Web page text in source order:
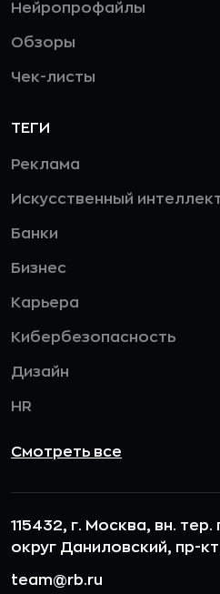
Нейропрофайлы
Обзоры
Чек-листы
ТЕГИ
Реклама
Искусственный
Банки
Бизнес
Карьера
Кибербезопасность
Дизайн
HR
Смотреть все
115432, г. Москва, вн. тер.
округ Даниловский, пр-
team@rb.ru